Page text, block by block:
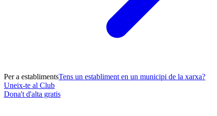
Per a establimentsTens un establiment en un municipi de la xarxa?
Uneix-te al Club
Dona't d'alta gratis